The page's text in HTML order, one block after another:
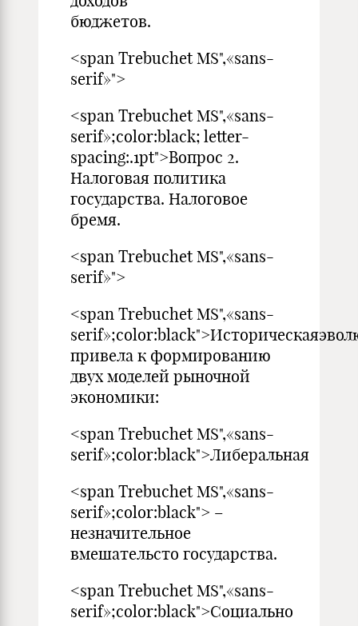
бюджетов.
<span Trebuchet MS",«sans-
serif»">
<span Trebuchet MS",«sans-
serif»;color:black; letter-
spacing:.1pt">Вопрос 2.
Налоговая политика
государства. Налоговое
бремя.
<span Trebuchet MS",«sans-
serif»">
<span Trebuchet MS",«sans-
привела к формированию
двух моделей рыночной
экономики:
<span Trebuchet MS",«sans-
serif»;color:black">Либеральная
<span Trebuchet MS",«sans-
serif»;color:black"> –
незначительное
вмешательсто государства.
<span Trebuchet MS",«sans-
serif»;color:black">Социально